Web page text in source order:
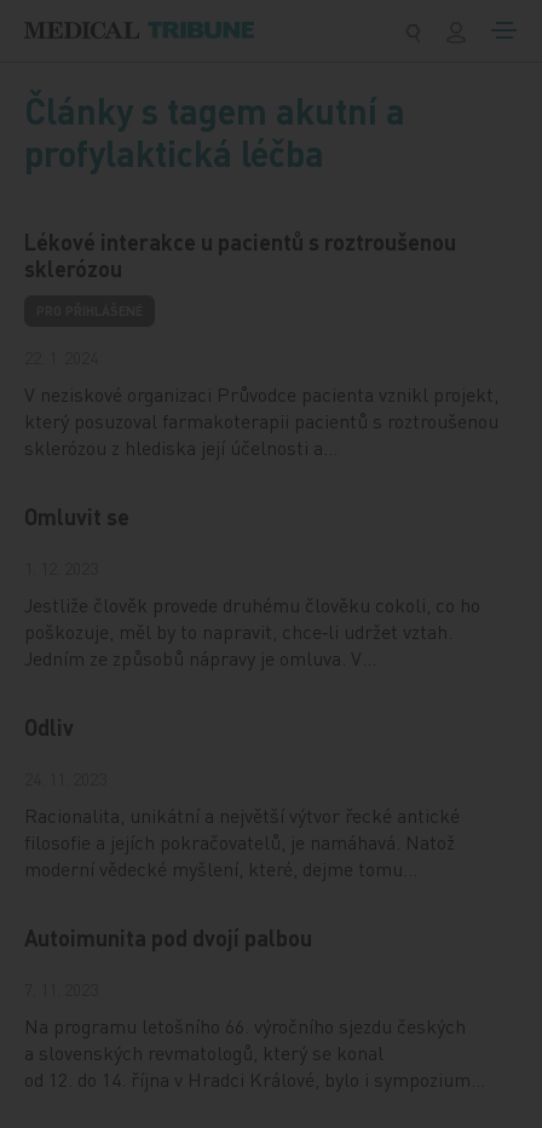
Články s tagem akutní a
profylaktická léčba
Lékové interakce u pacientů s roztroušenou
sklerózou
V neziskové organizaci Průvodce pacienta vznikl projekt,
který posuzoval farmakoterapii pacientů s roztroušenou
sklerózou z hlediska její účelnosti a…
Omluvit se
Jestliže člověk provede druhému člověku cokoli, co ho
poškozuje, měl by to napravit, chce‑li udržet vztah.
Jedním ze způsobů nápravy je omluva. V…
Odliv
Racionalita, unikátní a největší výtvor řecké antické
filosofie a jejích pokračovatelů, je namáhavá. Natož
moderní vědecké myšlení, které, dejme tomu…
Autoimunita pod dvojí palbou
Na programu letošního 66. výročního sjezdu českých
a slovenských revmatologů, který se konal
od 12. do 14. října v Hradci Králové, bylo i sympozium…